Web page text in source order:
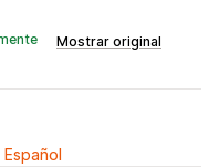
Mostrar original